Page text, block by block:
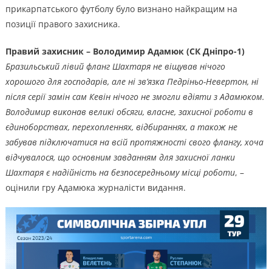
прикарпатського футболу було визнано найкращим на
позиції правого захисника.
Правий захисник – Володимир Адамюк (СК Дніпро-1)
Бразильський лівий фланг Шахтаря не віщував нічого
хорошого для господарів, але ні зв’язка Педріньо-Невертон, ні
після серії замін сам Кевін нічого не змогли вдіяти з Адамюком.
Володимир виконав великі обсяги, власне, захисної роботи в
єдиноборствах, перехопленнях, відбираннях, а також не
забував підключатися на всій протяжності свого флангу, хоча
відчувалося, що основним завданням для захисної ланки
Шахтаря є надійність на безпосередньому місці роботи, –
оцінили гру Адамюка журналісти видання.